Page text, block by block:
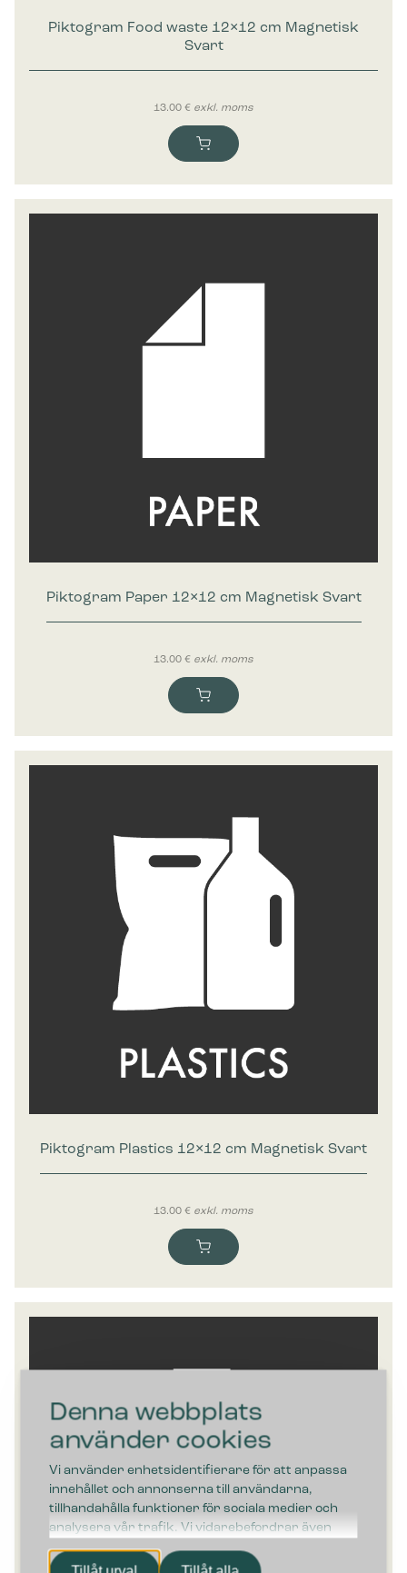
Denna webbplats
använder cookies
Vi använder enhetsidentifierare för att anpassa
innehållet och annonserna till användarna,
tillhandahålla funktioner för sociala medier och
analysera vår trafik. Vi vidarebefordrar även
sådana identifierare och annan information från
din enhet till de sociala medier och annons- och
Piktogram Food waste 12×12 cm Magnetisk
Svart
13.00 € exkl. moms
Piktogram Paper 12×12 cm Magnetisk Svart
13.00 € exkl. moms
Piktogram Plastics 12×12 cm Magnetisk Svart
13.00 € exkl. moms